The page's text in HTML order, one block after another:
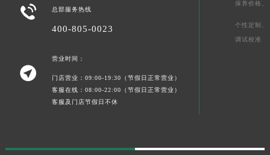
 总部服务热线
400-805-0023

营业时间：
门店营业：09:00-19:30（节假日正常营业）
客服在线：08:00-22:00（节假日正常营业）
客服及门店节假日不休
保养价格、
个性定制、
调试校准